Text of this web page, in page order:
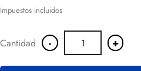
Impuestos incluidos
Cantidad - +